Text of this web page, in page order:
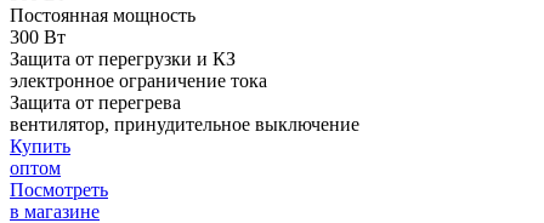
Постоянная мощность
300 Вт
Защита от перегрузки и КЗ
электронное ограничение тока
Защита от перегрева
вентилятор, принудительное выключение
Купить
оптом
Посмотреть
в магазине